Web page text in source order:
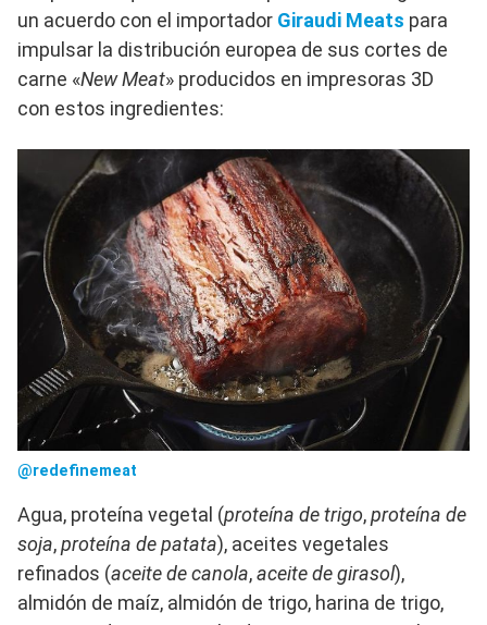
un acuerdo con el importador Giraudi Meats para
impulsar la distribución europea de sus cortes de
carne «New Meat» producidos en impresoras 3D
con estos ingredientes:
@redefinemeat
Agua, proteína vegetal (proteína de trigo,proteína de
soja,proteína de patata), aceites vegetales
refinados (aceite de canola,aceite de girasol),
almidón de maíz, almidón de trigo, harina de trigo,